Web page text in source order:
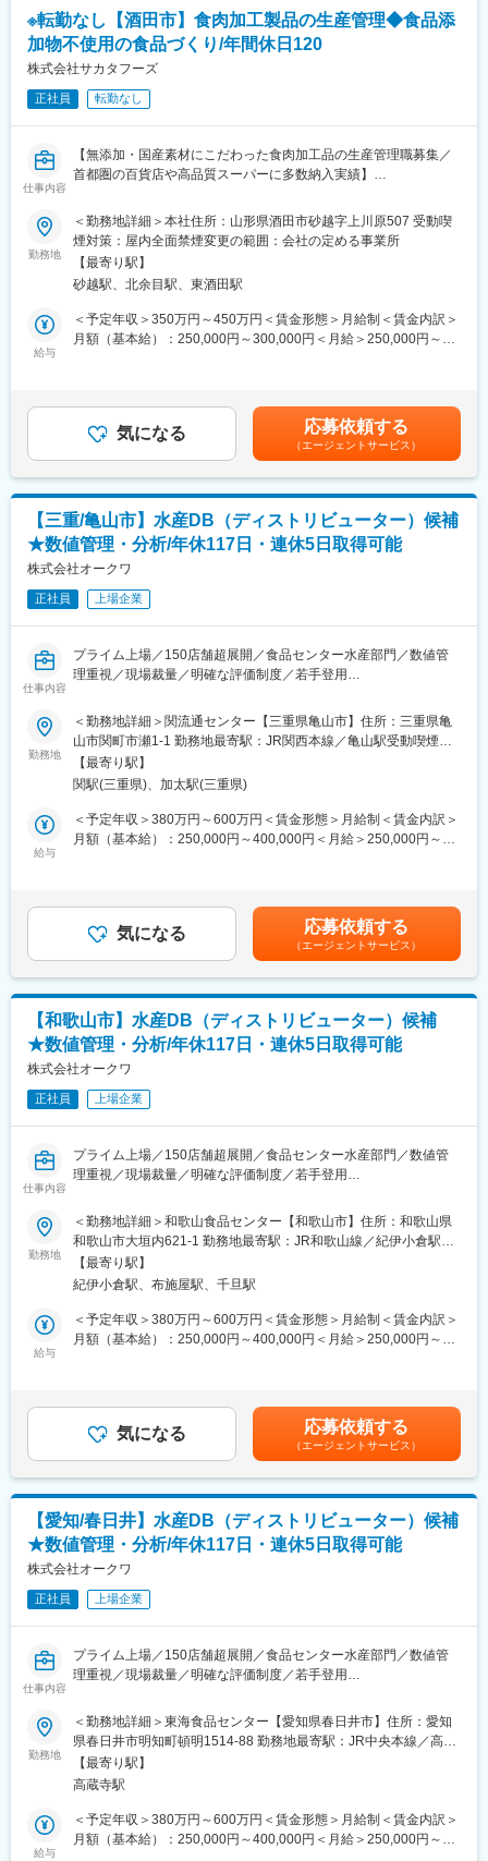
従業員の業務サポートを行います。
入社後は現場での作業を経験し、業務理解を深めたうえで、習熟
度に応じて段階的に管理・指導業務を担っていただきます。
障害者の職業生活をサポートするための社内、外部講習を受講い
ただくなど、しっかりサポートしますのでご安心ください。
＜扱うもの＞
餃子をはじめ、豚肉・鶏肉・野菜などの食材となります。
お店での焼きたての味はもちろん、家庭で焼いても美味しいこと
で絶大な支持を得ている当社の餃子は、1日200万個も売れる看板
製造し、各店舗へ配送しています。
■就業環境について：
・平均残業時間は10時間程度です。
キャリアアップができます。
社内のマナー、商品、1日の仕事の流れについてじっくり学んでく
ださい。
＜こんな方はぜひご応募ください！＞
□王将が好き
□製造スタッフとしてキャリアをスタートしたい
□正社員にキャリアアップしたい
□コツコツ作業をするのが得意
□将来を見据えて、長く働けそうな職場を探している
※転勤なし【酒田市】食肉加工製品の生産管理◆食品添
加物不使用の食品づくり/年間休日120
株式会社サカタフーズ
正社員 転勤なし
仕事内容
【無添加・国産素材にこだわった食肉加工品の生産管理職募集／
首都圏の百貨店や高品質スーパーに多数納入実績】
＼安定した業績の中で、管理職候補としてキャリアアップを目指
せます／
株式会社サカタフーズは、無添加・国産素材・手作りにこだわっ
た食肉加工品を製造し、首都圏の百貨店や高品質スーパーへ多数
納入しています。食の安全志向や健康志向の高まりを背景に安定
した成長を続けており、さらなる体制強化を進めています。今回
募集するのは、生産管理業務を担い、将来的には管理職として組
食肉加工品の製造における生産管理業務をお任せします。具体的
には、生産計画の策定、実績・在庫管理などを中心に、生産ライ
ン全体を効率的かつ安定的に運営していく役割です。入社後半年
上に取り組んでいただきます。
■組織体制
社長直下の製造部門には各管理職が配置され、以下4部門で構成さ
れています。
原料部門（5名）：ブロック肉のカット
成形部門（4名）：ハンバーグ・つくねの成形
出荷部門（8名）：製品仕分け・箱詰め
将来的には製造チームの責任者候補として、各部門と連携を取り
■募集背景
■当社の特徴・環境
本社工場は2015年に完成した衛生的で快適な施設で、事務所や出
荷棟も改装済み。働きやすい環境が整っています。さらに、当社
製品は2023年「山形のうまいものファインフードコンテスト」優
秀賞、DLGコンテスト金賞を受賞するなど、国内外で高い評価を
獲得しています。
変更の範囲：会社の定める業務
勤務地
＜勤務地詳細＞本社住所：山形県酒田市砂越字上川原507 受動喫
煙対策：屋内全面禁煙変更の範囲：会社の定める事業所
【最寄り駅】
砂越駅、北余目駅、東酒田駅
給与
＜予定年収＞350万円～450万円＜賃金形態＞月給制＜賃金内訳＞
月額（基本給）：250,000円～300,000円＜月給＞250,000円～
じて上下する可能性があります。月給(月額)は固定手当を含めた表
記です。気になる 応募依頼する
（エージェントサービス）
【三重/亀山市】水産DB（ディストリビューター）候補
★数値管理・分析/年休117日・連休5日取得可能
株式会社オークワ
正社員 上場企業
仕事内容
プライム上場／150店舗超展開／食品センター水産部門／数値管
理重視／現場裁量／明確な評価制度／若手登用
管理ポジション。加工技術よりも、データを基にした判断や仕組
みづくりで現場を動かす力が活きる環境です。若手にも早期から
役割を任せ、成果が評価に反映されます。
★若手からベテランまで継続的な成長をサポートしています。人
材育成にも非常に力を入れております。
■働き方：
・半期に1回5連休取得可能
・年1回自己申告制度が有り、希望や適性により様々な職種に挑戦
同社の食品センター（水産部門）にて、各店舗への商品供給に関
する管理業務全般をお任せします。
■具体的には：
・商品管理：発注、入荷～出荷までの工程管理、在庫管理など
・マネジメント業務：歩留まりやコスト等の数値管理、効率的な
稼働計画の立案・実行など
◎水産加工の技術よりも、PCを用いたデータ分析や数値管理、仕
組みづくりのマネジメント能力を重視するポジションです。
■キャリアパス：
て現場の業務フローを習得していただきます。その後、適性を見
極めた上で「DB（ディストリビューター）」へと昇格し、経営職
を目指していただく前提の採用です。将来的に「センター長」へ
のステップアップも可能です！
■育成体制：
◎若手向けの技術研修や中堅以降はリーダー研修などもあります
店舗実績と勤務態度をもとに評価し、チーフの場合は4段階のグレ
ードで評価します。グレードが上がるにつれて、ご自身の評価・
実力に合った店舗へと配属いたします。より良い売場づくり・店
舗運営のための頑張りがしっかりと評価され、更なるステップア
ップにつながる環境です
■特徴：
＜プライム市場上場企業＞和歌山県を中心に近畿・東海圏を中心
に150店舗以上展開する当社。働き方改革で,平均月残業10h/半期
に1回5連休取得可能と働きやすさにも力を入れてます。
勤務地
＜勤務地詳細＞関流通センター【三重県亀山市】住所：三重県亀
山市関町市瀬1-1 勤務地最寄駅：JR関西本線／亀山駅受動喫煙対
策：敷地内喫煙可能場所あり変更の範囲：会社の定める事業所
【最寄り駅】
関駅(三重県)、加太駅(三重県)
給与
＜予定年収＞380万円～600万円＜賃金形態＞月給制＜賃金内訳＞
月額（基本給）：250,000円～400,000円＜月給＞250,000円～
固定手当を含めた表記です。
気になる 応募依頼する
（エージェントサービス）
【和歌山市】水産DB（ディストリビューター）候補
★数値管理・分析/年休117日・連休5日取得可能
株式会社オークワ
正社員 上場企業
仕事内容
プライム上場／150店舗超展開／食品センター水産部門／数値管
理重視／現場裁量／明確な評価制度／若手登用
管理ポジション。加工技術よりも、データを基にした判断や仕組
みづくりで現場を動かす力が活きる環境です。若手にも早期から
役割を任せ、成果が評価に反映されます。
★若手からベテランまで継続的な成長をサポートしています。人
材育成にも非常に力を入れております。
■働き方：
・半期に1回5連休取得可能
・年1回自己申告制度が有り、希望や適性により様々な職種に挑戦
同社の食品センター（水産部門）にて、各店舗への商品供給に関
する管理業務全般をお任せします。
■具体的には：
・商品管理：発注、入荷～出荷までの工程管理、在庫管理など
・マネジメント業務：歩留まりやコスト等の数値管理、効率的な
稼働計画の立案・実行など
◎水産加工の技術よりも、PCを用いたデータ分析や数値管理、仕
組みづくりのマネジメント能力を重視するポジションです。
■キャリアパス：
て現場の業務フローを習得していただきます。その後、適性を見
極めた上で「DB（ディストリビューター）」へと昇格し、経営職
を目指していただく前提の採用です。将来的に「センター長」へ
のステップアップも可能です！
■育成体制：
◎若手向けの技術研修や中堅以降はリーダー研修などもあります
勤務地
＜勤務地詳細＞和歌山食品センター【和歌山市】住所：和歌山県
和歌山市大垣内621-1 勤務地最寄駅：JR和歌山線／紀伊小倉駅受
動喫煙対策：敷地内喫煙可能場所あり変更の範囲：会社の定める
事業所
【最寄り駅】
紀伊小倉駅、布施屋駅、千旦駅
給与
＜予定年収＞380万円～600万円＜賃金形態＞月給制＜賃金内訳＞
月額（基本給）：250,000円～400,000円＜月給＞250,000円～
固定手当を含めた表記です。
気になる 応募依頼する
（エージェントサービス）
【愛知/春日井】水産DB（ディストリビューター）候補
★数値管理・分析/年休117日・連休5日取得可能
株式会社オークワ
正社員 上場企業
仕事内容
プライム上場／150店舗超展開／食品センター水産部門／数値管
理重視／現場裁量／明確な評価制度／若手登用
管理ポジション。加工技術よりも、データを基にした判断や仕組
みづくりで現場を動かす力が活きる環境です。若手にも早期から
役割を任せ、成果が評価に反映されます。
★若手からベテランまで継続的な成長をサポートしています。人
材育成にも非常に力を入れております。
■働き方：
勤務地
＜勤務地詳細＞東海食品センター【愛知県春日井市】住所：愛知
県春日井市明知町頓明1514-88 勤務地最寄駅：JR中央本線／高蔵
寺駅受動喫煙対策：敷地内喫煙可能場所あり変更の範囲：会社の
定める事業所
【最寄り駅】
高蔵寺駅
給与
＜予定年収＞380万円～600万円＜賃金形態＞月給制＜賃金内訳＞
月額（基本給）：250,000円～400,000円＜月給＞250,000円～